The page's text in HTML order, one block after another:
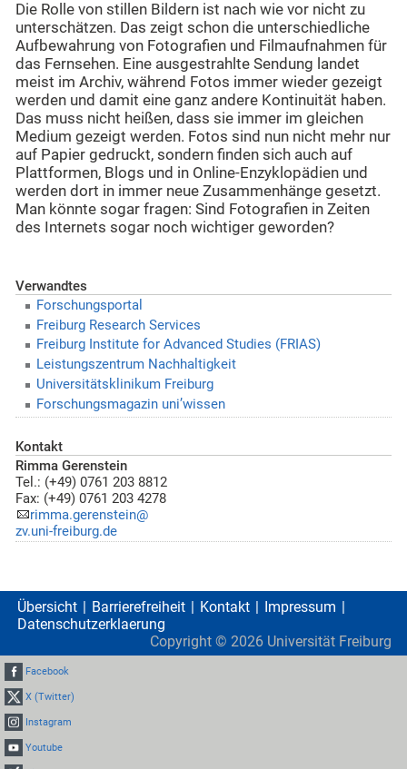
Die Rolle von stillen Bildern ist nach wie vor nicht zu
unterschätzen. Das zeigt schon die unterschiedliche
Aufbewahrung von Fotografien und Filmaufnahmen für
das Fernsehen. Eine ausgestrahlte Sendung landet
meist im Archiv, während Fotos immer wieder gezeigt
werden und damit eine ganz andere Kontinuität haben.
Das muss nicht heißen, dass sie immer im gleichen
Medium gezeigt werden. Fotos sind nun nicht mehr nur
auf Papier gedruckt, sondern finden sich auch auf
Plattformen, Blogs und in Online-Enzyklopädien und
werden dort in immer neue Zusammenhänge gesetzt.
Man könnte sogar fragen: Sind Fotografien in Zeiten
des Internets sogar noch wichtiger geworden?
Verwandtes
Forschungsportal
Freiburg Research Services
Freiburg Institute for Advanced Studies (FRIAS)
Leistungszentrum Nachhaltigkeit
Universitätsklinikum Freiburg
Forschungsmagazin uni’wissen
Kontakt
Rimma Gerenstein
Tel.: (+49) 0761 203 8812
Fax: (+49) 0761 203 4278
rimma.gerenstein@
zv.uni-freiburg.de
Übersicht Barrierefreiheit Kontakt
Impressum
Datenschutzerklaerung
Copyright © 2026 Universität Freiburg
Facebook
X (Twitter)
Instagram
Youtube